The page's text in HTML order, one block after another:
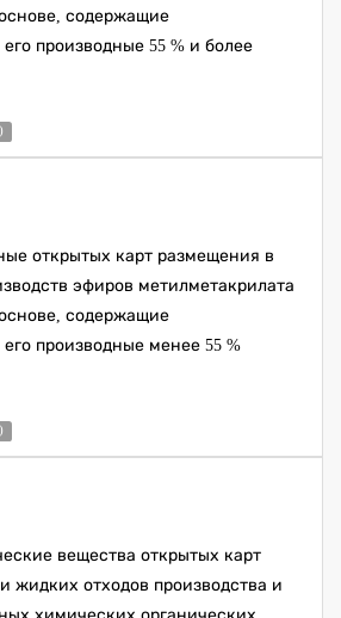
содержащие
производные 55 % и более
открытых карт размещения в
эфиров метилметакрилата
содержащие
производные менее 55 %
вещества открытых карт
жидких отходов производства и